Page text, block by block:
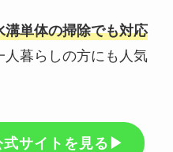
単体の掃除でも対応
人暮らしの方にも人気
式サイトを見る▶︎